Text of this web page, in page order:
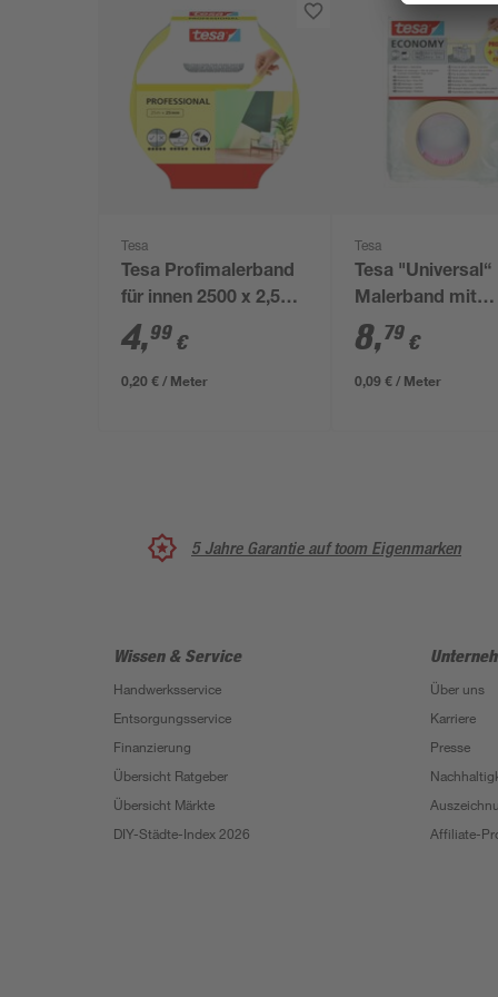
Tesa
Tesa Profimalerband
für innen 2500 x 2,5
cm
4,99 €
0,20 € / Meter
Tesa
Tesa "Universal“
Malerband mit
Abdeckfolie 2
8,79 €
0,09 € / Meter
5 Jahre Garantie auf toom Eigenmarken
Wissen & Service
Handwerksservice
Entsorgungsservice
Finanzierung
Übersicht Ratgeber
Übersicht Märkte
DIY-Städte-Index 2026
Über uns
Karriere
Presse
Affiliate-